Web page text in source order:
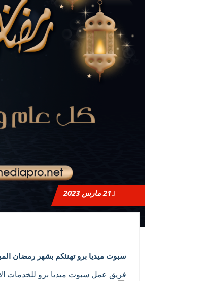
21مارس 2023
سبوت ميديا برو تهنئكم بشهر رمضان
فريق عمل سبوت ميديا برو للخدمات